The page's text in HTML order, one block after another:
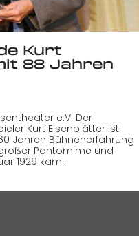
Kurt
88 Jahren
e.V. Der
Kurt Eisenblätter ist
Jahren Bühnenerfahrung
Pantomime und
1929 kam…